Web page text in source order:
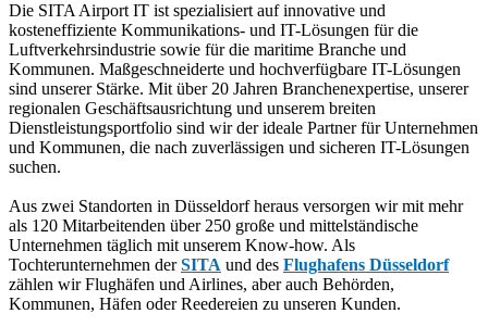
Die SITA Airport IT ist spezialisiert auf innovative und
kosteneffiziente Kommunikations- und IT-Lösungen für die
Luftverkehrsindustrie sowie für die maritime Branche und
Kommunen. Maßgeschneiderte und hochverfügbare IT-Lösungen
sind unserer Stärke. Mit über 20 Jahren Branchenexpertise, unserer
regionalen Geschäftsausrichtung und unserem breiten
Dienstleistungsportfolio sind wir der ideale Partner für Unternehmen
und Kommunen, die nach zuverlässigen und sicheren IT-Lösungen
suchen.
Aus zwei Standorten in Düsseldorf heraus versorgen wir mit mehr
als 120 Mitarbeitenden über 250 große und mittelständische
Unternehmen täglich mit unserem Know-how. Als
Tochterunternehmen derSITA und des Flughafens Düsseldorf
zählen wir Flughäfen und Airlines, aber auch Behörden,
Kommunen, Häfen oder Reedereien zu unseren Kunden.